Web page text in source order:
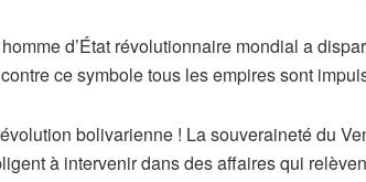
d’État révolutionnaire mondial a
ce symbole tous les empires sont
bolivarienne ! La souveraineté du
à intervenir dans des affaires qui